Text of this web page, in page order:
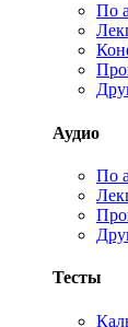
По
Аудио
По
Тесты